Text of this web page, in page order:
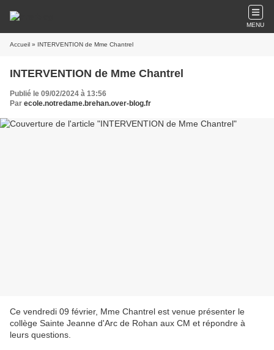
MENU
Accueil » INTERVENTION de Mme Chantrel
INTERVENTION de Mme Chantrel
Publié le 09/02/2024 à 13:56
Par ecole.notredame.brehan.over-blog.fr
Ce vendredi 09 février, Mme Chantrel est venue présenter le
collège Sainte Jeanne d'Arc de Rohan aux CM et répondre à
leurs questions.